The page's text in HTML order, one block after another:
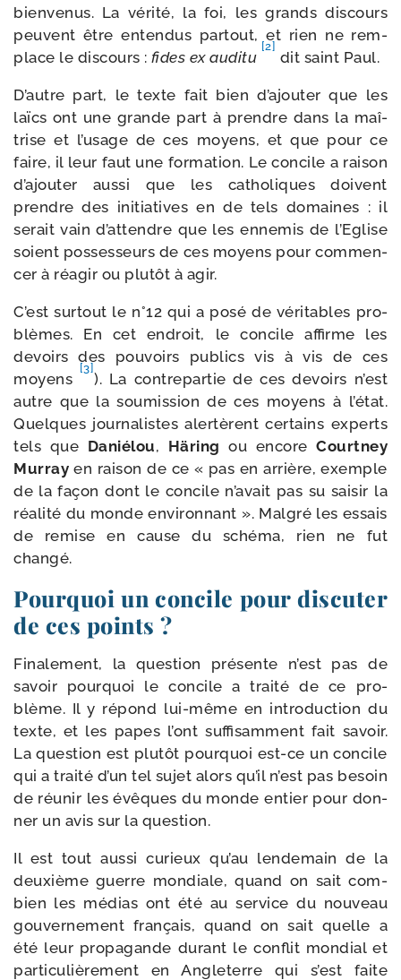
bien­ve­nus. La véri­té, la foi, les grands dis­cours
peuvent être enten­dus par­tout, et rien ne rem­
place le dis­cours : fides ex audi­tu
[2]
dit saint Paul.
D’autre part, le texte fait bien d’ajouter que les
laïcs ont une grande part à prendre dans la maî­
trise et l’usage de ces moyens, et que pour ce
faire, il leur faut une for­ma­tion. Le concile a rai­son
d’ajouter aus­si que les catho­liques doivent
prendre des ini­tia­tives en de tels domaines : il
serait vain d’attendre que les enne­mis de l’Eglise
soient pos­ses­seurs de ces moyens pour com­men­
cer à réagir ou plu­tôt à agir.
C’est sur­tout le n°12 qui a posé de véri­tables pro­
blèmes. En cet endroit, le concile affirme les
devoirs des pou­voirs publics vis à vis de ces
moyens
[3]
). La contre­par­tie de ces devoirs n’est
autre que la sou­mis­sion de ces moyens à l’état.
Quelques jour­na­listes aler­tèrent cer­tains experts
tels que Daniélou, Häring ou encore Courtney
Murray en rai­son de ce « pas en arrière, exemple
de la façon dont le concile n’avait pas su sai­sir la
réa­li­té du monde envi­ron­nant ». Malgré les essais
de remise en cause du sché­ma, rien ne fut
changé.
Pourquoi un concile pour discuter
de ces points ?
Finalement, la ques­tion pré­sente n’est pas de
savoir pour­quoi le concile a trai­té de ce pro­
blème. Il y répond lui-​même en intro­duc­tion du
texte, et les papes l’ont suf­fi­sam­ment fait savoir.
La ques­tion est plu­tôt pour­quoi est-​ce un concile
qui a trai­té d’un tel sujet alors qu’il n’est pas besoin
de réunir les évêques du monde entier pour don­
ner un avis sur la question.
Il est tout aus­si curieux qu’au len­de­main de la
deuxième guerre mon­diale, quand on sait com­
bien les médias ont été au ser­vice du nou­veau
gou­ver­ne­ment fran­çais, quand on sait quelle a
été leur pro­pa­gande durant le conflit mon­dial et
par­ti­cu­liè­re­ment en Angleterre qui s’est faite